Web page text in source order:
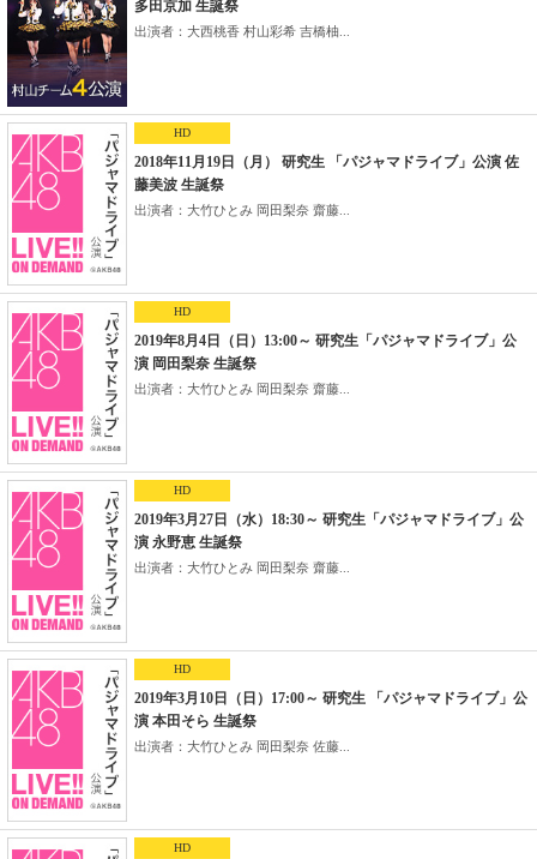
多田京加 生誕祭
出演者：大西桃香 村山彩希 吉橋柚...
HD
2018年11月19日（月） 研究生 「パジャマドライブ」公演 佐
藤美波 生誕祭
出演者：大竹ひとみ 岡田梨奈 齋藤...
HD
2019年8月4日（日）13:00～ 研究生「パジャマドライブ」公
演 岡田梨奈 生誕祭
出演者：大竹ひとみ 岡田梨奈 齋藤...
HD
2019年3月27日（水）18:30～ 研究生「パジャマドライブ」公
演 永野恵 生誕祭
出演者：大竹ひとみ 岡田梨奈 齋藤...
HD
2019年3月10日（日）17:00～ 研究生 「パジャマドライブ」公
演 本田そら 生誕祭
出演者：大竹ひとみ 岡田梨奈 佐藤...
HD